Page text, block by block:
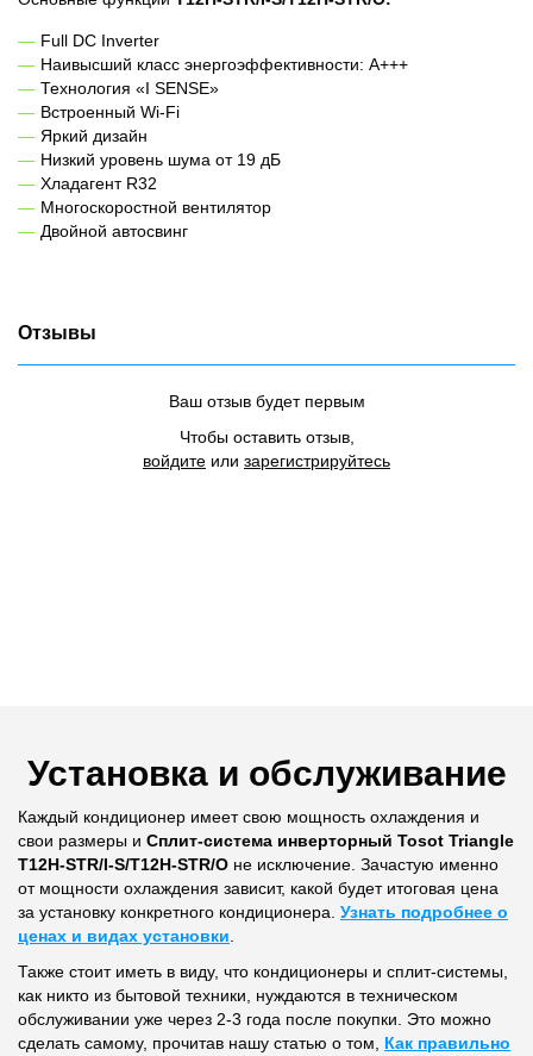
Full DC Inverter
Наивысший класс энергоэффективности: A+++
Технология «I SENSE»
Встроенный Wi-Fi
Яркий дизайн
Низкий уровень шума от 19 дБ
Хладагент R32
Многоскоростной вентилятор
Двойной автосвинг
Отзывы
Ваш отзыв будет первым
Чтобы оставить отзыв,
войдите или зарегистрируйтесь
Установка и обслуживание
Каждый кондиционер имеет свою мощность охлаждения и
свои размеры и Сплит-система инверторный Tosot Triangle
T12H-STR/I-S/T12H-STR/O не исключение. Зачастую именно
от мощности охлаждения зависит, какой будет итоговая цена
за установку конкретного кондиционера. Узнать подробнее о
ценах и видах установки.
Также стоит иметь в виду, что кондиционеры и сплит-системы,
как никто из бытовой техники, нуждаются в техническом
обслуживании уже через 2-3 года после покупки. Это можно
сделать самому, прочитав нашу статью о том, Как правильно